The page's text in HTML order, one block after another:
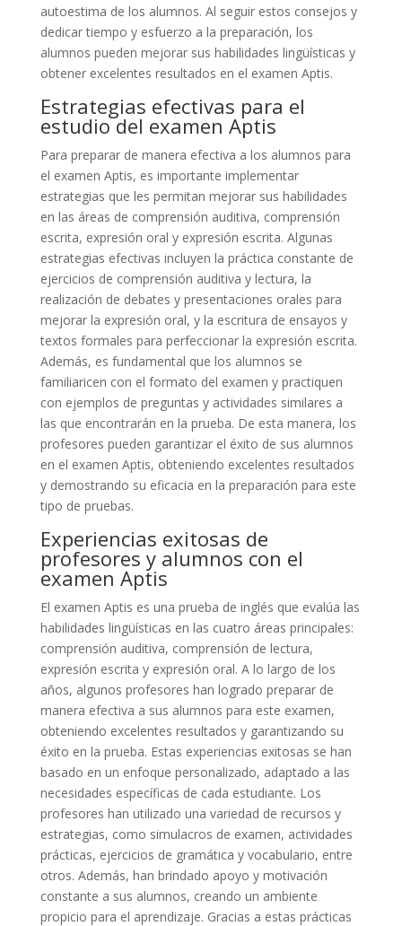
autoestima de los alumnos. Al seguir estos consejos y
dedicar tiempo y esfuerzo a la preparación, los
alumnos pueden mejorar sus habilidades lingüísticas y
obtener excelentes resultados en el examen Aptis.
Estrategias efectivas para el
estudio del examen Aptis
Para preparar de manera efectiva a los alumnos para
el examen Aptis, es importante implementar
estrategias que les permitan mejorar sus habilidades
en las áreas de comprensión auditiva, comprensión
escrita, expresión oral y expresión escrita. Algunas
estrategias efectivas incluyen la práctica constante de
ejercicios de comprensión auditiva y lectura, la
realización de debates y presentaciones orales para
mejorar la expresión oral, y la escritura de ensayos y
textos formales para perfeccionar la expresión escrita.
Además, es fundamental que los alumnos se
familiaricen con el formato del examen y practiquen
con ejemplos de preguntas y actividades similares a
las que encontrarán en la prueba. De esta manera, los
profesores pueden garantizar el éxito de sus alumnos
en el examen Aptis, obteniendo excelentes resultados
y demostrando su eficacia en la preparación para este
tipo de pruebas.
Experiencias exitosas de
profesores y alumnos con el
examen Aptis
El examen Aptis es una prueba de inglés que evalúa las
habilidades lingüísticas en las cuatro áreas principales:
comprensión auditiva, comprensión de lectura,
expresión escrita y expresión oral. A lo largo de los
años, algunos profesores han logrado preparar de
manera efectiva a sus alumnos para este examen,
obteniendo excelentes resultados y garantizando su
éxito en la prueba. Estas experiencias exitosas se han
basado en un enfoque personalizado, adaptado a las
necesidades específicas de cada estudiante. Los
profesores han utilizado una variedad de recursos y
estrategias, como simulacros de examen, actividades
prácticas, ejercicios de gramática y vocabulario, entre
otros. Además, han brindado apoyo y motivación
constante a sus alumnos, creando un ambiente
propicio para el aprendizaje. Gracias a estas prácticas